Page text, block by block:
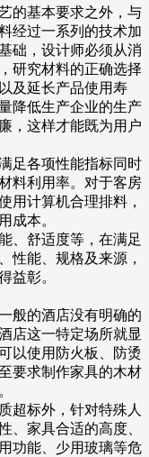
的基本要求之外，与
经过一系列的技术加
础，设计师必须从消
研究材料的正确选择
及延长产品使用寿
降低生产企业的生产
，这样才能既为用户
足各项性能指标同时
料利用率。对于客房
用计算机合理排料，
成本。
、舒适度等，在满足
性能、规格及来源，
益彰。
般的酒店没有明确的
店这一特定场所就显
以使用防火板、防烫
要求制作家具的木材
超标外，针对特殊人
、家具合适的高度、
功能、少用玻璃等危